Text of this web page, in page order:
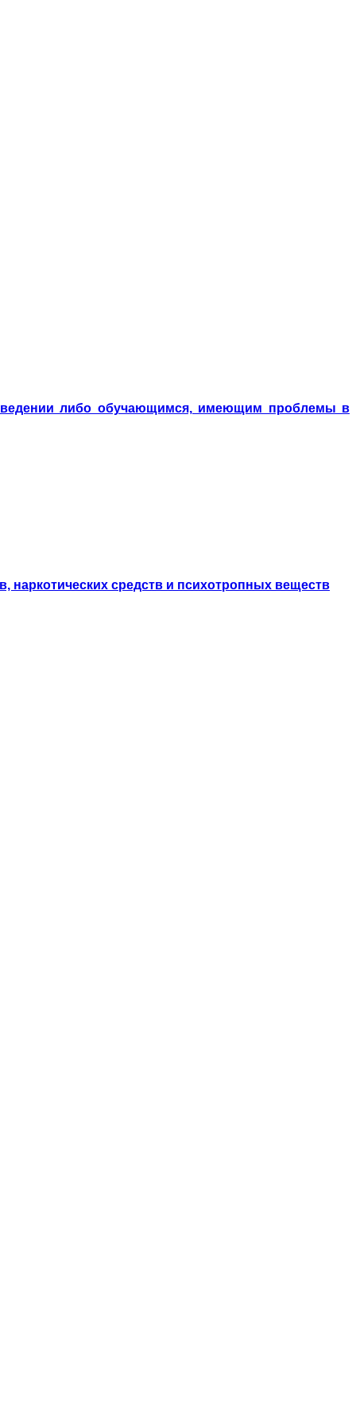
либо обучающимся, имеющим проблемы в
наркотических средств и психотропных веществ